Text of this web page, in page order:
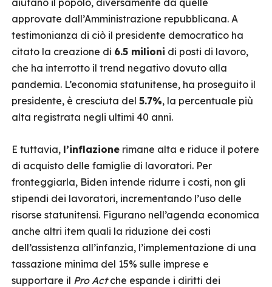
aiutano il popolo, diversamente da quelle
approvate dall’Amministrazione repubblicana. A
testimonianza di ciò il presidente democratico ha
citato la creazione di 6.5 milioni di posti di lavoro,
che ha interrotto il trend negativo dovuto alla
pandemia. L’economia statunitense, ha proseguito il
presidente, è cresciuta del 5.7%, la percentuale più
alta registrata negli ultimi 40 anni.
E tuttavia, l’inflazione rimane alta e riduce il potere
di acquisto delle famiglie di lavoratori. Per
fronteggiarla, Biden intende ridurre i costi, non gli
stipendi dei lavoratori, incrementando l’uso delle
risorse statunitensi. Figurano nell’agenda economica
anche altri item quali la riduzione dei costi
dell’assistenza all’infanzia, l’implementazione di una
tassazione minima del 15% sulle imprese e
supportare il Pro Actche espande i diritti dei